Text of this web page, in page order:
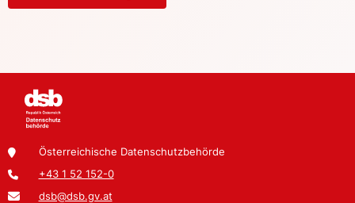
Österreichische Datenschutzbehörde
+43 1 52 152-0
dsb@dsb.gv.at